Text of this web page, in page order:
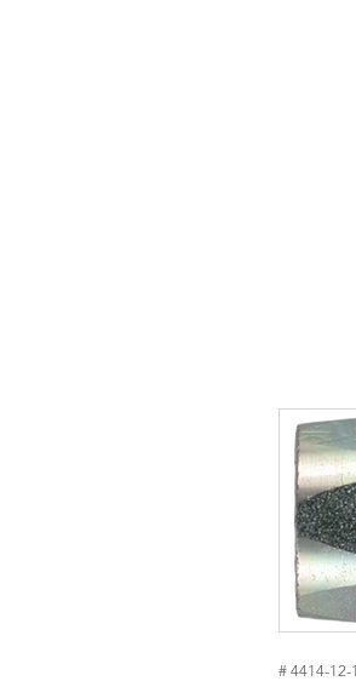
# 4414-12-